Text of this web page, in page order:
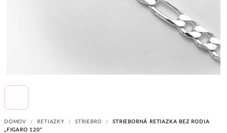
DOMOV / RETIAZKY / STRIEBRO /
STRIEBORNÁ RETIAZKA BEZ RODIA
„FIGARO 120“